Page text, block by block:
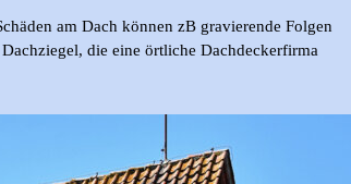
am Dach können zB gravierende Folgen
die eine örtliche Dachdeckerfirma